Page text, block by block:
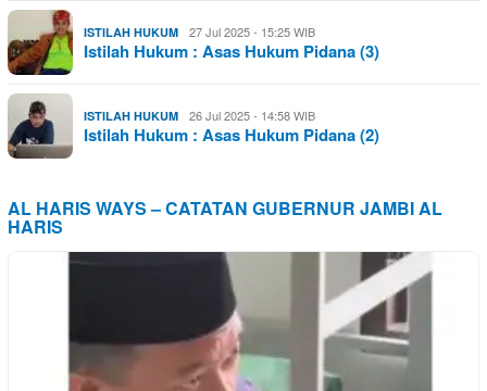
ISTILAH HUKUM 27 Jul 2025 - 15:25 WIB
Istilah Hukum : Asas Hukum Pidana (3)
ISTILAH HUKUM 26 Jul 2025 - 14:58 WIB
Istilah Hukum : Asas Hukum Pidana (2)
AL HARIS WAYS – CATATAN GUBERNUR JAMBI AL
HARIS